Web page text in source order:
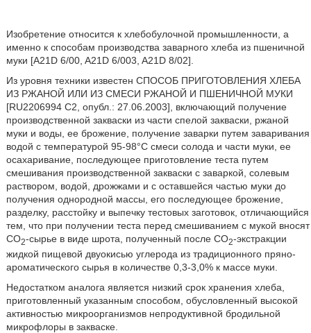
Изобретение относится к хлебобулочной промышленности, а
именно к способам производства заварного хлеба из пшеничной
муки [A21D 6/00, A21D 6/003, A21D 8/02].
Из уровня техники известен СПОСОБ ПРИГОТОВЛЕНИЯ ХЛЕБА
ИЗ РЖАНОЙ ИЛИ ИЗ СМЕСИ РЖАНОЙ И ПШЕНИЧНОЙ МУКИ
[RU2206994 C2, опубл.: 27.06.2003], включающий получение
производственной закваски из части спелой закваски, ржаной
муки и воды, ее брожение, получение заварки путем заваривания
водой с температурой 95-98°С смеси солода и части муки, ее
осахаривание, последующее приготовление теста путем
смешивания производственной закваски с заваркой, солевым
раствором, водой, дрожжами и с оставшейся частью муки до
получения однородной массы, его последующее брожение,
разделку, расстойку и выпечку тестовых заготовок, отличающийся
тем, что при получении теста перед смешиванием с мукой вносят
СО2-сырье в виде шрота, полученный после СО2-экстракции
жидкой пищевой двуокисью углерода из традиционного пряно-
ароматического сырья в количестве 0,3-3,0% к массе муки.
Недостатком аналога является низкий срок хранения хлеба,
приготовленный указанным способом, обусловленный высокой
активностью микроорганизмов непродуктивной бродильной
микрофлоры в закваске.